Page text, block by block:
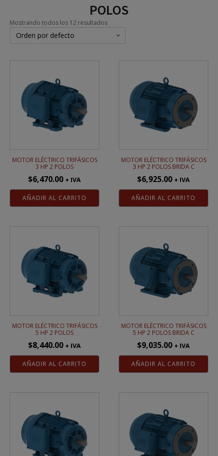
POLOS
Mostrando todos los 12 resultados
MOTOR ELÉCTRICO TRIFÁSICOS
3 HP 2 POLOS
$6,470.00 + IVA
AÑADIR AL CARRITO
MOTOR ELÉCTRICO TRIFÁSICOS
3 HP 2 POLOS BRIDA C
$6,925.00 + IVA
AÑADIR AL CARRITO
MOTOR ELÉCTRICO TRIFÁSICOS
5 HP 2 POLOS
$8,440.00 + IVA
AÑADIR AL CARRITO
MOTOR ELÉCTRICO TRIFÁSICOS
5 HP 2 POLOS BRIDA C
$9,035.00 + IVA
AÑADIR AL CARRITO